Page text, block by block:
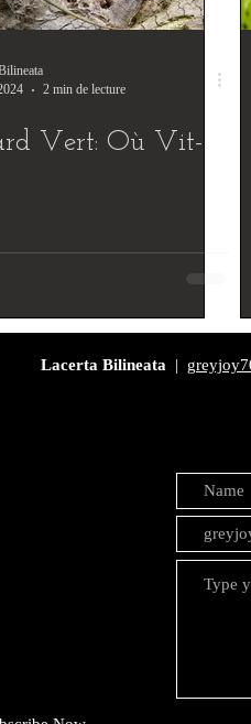
2 min de lecture
Vert: Où Vit-
Lacerta Bilineata |